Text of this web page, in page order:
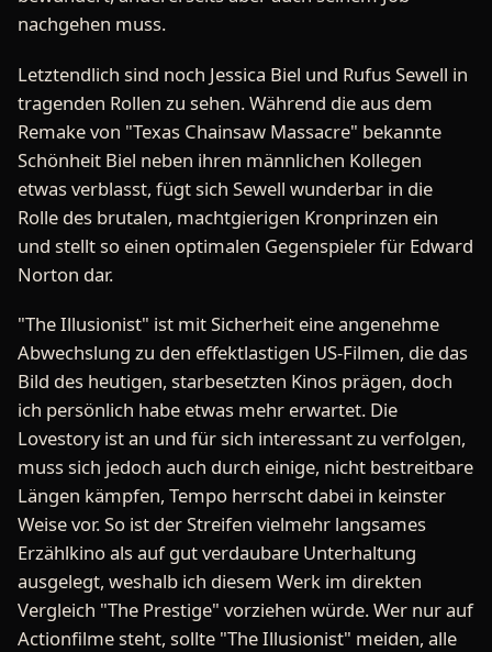
nachgehen muss.
Letztendlich sind noch Jessica Biel und Rufus Sewell in
tragenden Rollen zu sehen. Während die aus dem
Remake von "Texas Chainsaw Massacre" bekannte
Schönheit Biel neben ihren männlichen Kollegen
etwas verblasst, fügt sich Sewell wunderbar in die
Rolle des brutalen, machtgierigen Kronprinzen ein
und stellt so einen optimalen Gegenspieler für Edward
Norton dar.
"The Illusionist" ist mit Sicherheit eine angenehme
Abwechslung zu den effektlastigen US-Filmen, die das
Bild des heutigen, starbesetzten Kinos prägen, doch
ich persönlich habe etwas mehr erwartet. Die
Lovestory ist an und für sich interessant zu verfolgen,
muss sich jedoch auch durch einige, nicht bestreitbare
Längen kämpfen, Tempo herrscht dabei in keinster
Weise vor. So ist der Streifen vielmehr langsames
Erzählkino als auf gut verdaubare Unterhaltung
ausgelegt, weshalb ich diesem Werk im direkten
Vergleich "The Prestige" vorziehen würde. Wer nur auf
Actionfilme steht, sollte "The Illusionist" meiden, alle